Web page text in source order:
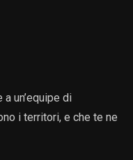
un’equipe di
i territori, e che te ne